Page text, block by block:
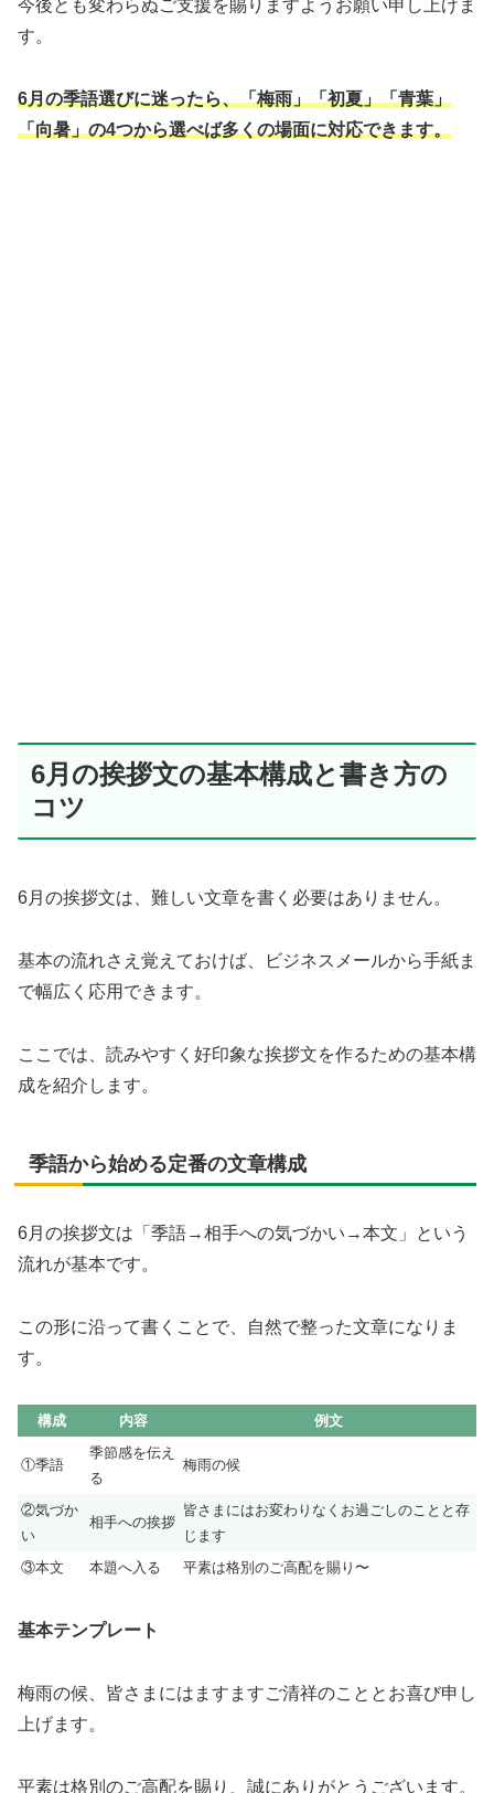
今後とも変わらぬご支援を賜りますようお願い申し上げま
す。
6月の季語選びに迷ったら、「梅雨」「初夏」「青葉」
「向暑」の4つから選べば多くの場面に対応できます。
6月の挨拶文の基本構成と書き方の
コツ
6月の挨拶文は、難しい文章を書く必要はありません。
基本の流れさえ覚えておけば、ビジネスメールから手紙ま
で幅広く応用できます。
ここでは、読みやすく好印象な挨拶文を作るための基本構
成を紹介します。
季語から始める定番の文章構成
6月の挨拶文は「季語→相手への気づかい→本文」という
流れが基本です。
この形に沿って書くことで、自然で整った文章になりま
す。
構成 内容 例文
①季語
季節感を伝え
る
梅雨の候
②気づか
い
相手への挨拶
皆さまにはお変わりなくお過ごしのことと存
じます
③本文
本題へ入る 平素は格別のご高配を賜り〜
基本テンプレート
梅雨の候、皆さまにはますますご清祥のこととお喜び申し
上げます。
平素は格別のご高配を賜り、誠にありがとうございます。